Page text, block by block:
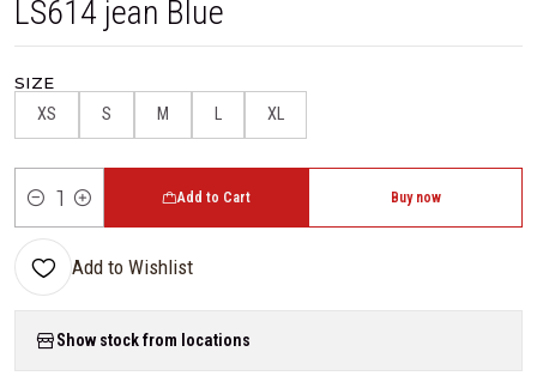
LS614 jean Blue
SIZE
XS S M L XL
Quantity
Add to Cart Buy now
Add to Wishlist
Show stock from locations